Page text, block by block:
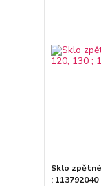
Sklo
; 113792040